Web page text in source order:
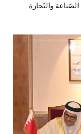
والتّجارة